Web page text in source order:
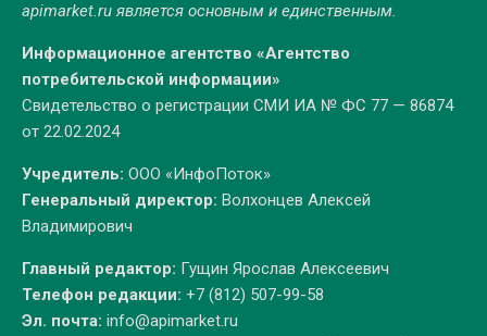
apimarket.ruявляется основным и единственным.
Информационное агентство «Агентство
потребительской информации»
Свидетельство о регистрации СМИ ИА № ФС 77 — 86874
от 22.02.2024
Учредитель: ООО «ИнфоПоток»
Генеральный директор: Волхонцев Алексей
Владимирович
Главный редактор: Гущин Ярослав Алексеевич
Телефон редакции: +7 (812) 507-99-58
Эл. почта: info@apimarket.ru